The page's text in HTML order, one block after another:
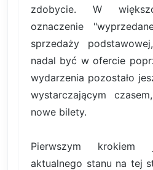
zdobycie. W
oznaczenie
sprzedaży
nadal być w ofercie
wydarzenia pozostało
wystarczającym
nowe bilety.
Pierwszym krokiem
aktualnego stanu na tej